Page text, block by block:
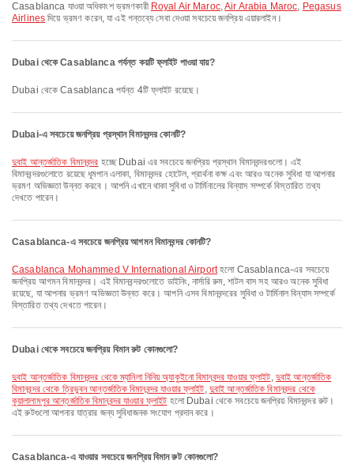
Casablanca যাওয়া অধিকাংশ ভ্রমণকারী Royal Air Maroc,Air Arabia Maroc, Pegasus
Airlines দিয়ে ভ্রমণ করেন, যা এই গন্তব্যে সেবা দেওয়া সবচেয়ে জনপ্রিয় এয়ারলাইন।
Dubai থেকে Casablanca পর্যন্ত কয়টি ফ্লাইট পাওয়া যায়?
Dubai থেকে Casablanca পর্যন্ত 4টি ফ্লাইট রয়েছে।
Dubai-এ সবচেয়ে জনপ্রিয় প্রস্থান বিমানবন্দর কোনটি?
দুবাই আন্তর্জাতিক বিমানবন্দর হচ্ছে Dubai এর সবচেয়ে জনপ্রিয় প্রস্থান বিমানবন্দরগুলো। এই
বিমানবন্দরগুলোতে রয়েছে ধূমপান এলাকা, বিমানবন্দর হোটেল, প্রার্থনা কক্ষ এবং আরও অনেক সুবিধা যা আপনার
ভ্রমণ অভিজ্ঞতা উন্নত করবে। আপনি এখানে থাকা সুবিধা ও টার্মিনালের বিন্যাস সম্পর্কে বিস্তারিত তথ্য
দেখতে পারেন।
Casablanca-এ সবচেয়ে জনপ্রিয় আগমন বিমানবন্দর কোনটি?
Casablanca Mohammed V International Airportহলো Casablanca-এর সবচেয়ে
জনপ্রিয় আগমন বিমানবন্দর। এই বিমানবন্দরগুলোতে ডাইনিং, নার্সারি রুম, শাটল বাস সহ আরও অনেক সুবিধা
রয়েছে, যা আপনার ভ্রমণ অভিজ্ঞতা উন্নত করে। আপনি এসব বিমানবন্দরের সুবিধা ও টার্মিনাল বিন্যাস সম্পর্কে
বিস্তারিত তথ্য দেখতে পারেন।
Dubai থেকে সবচেয়ে জনপ্রিয় বিমান রুট কোনগুলো?
দুবাই আন্তর্জাতিক বিমানবন্দর থেকে ম্যানিলা নিনিয় অ্যাকুইনো বিমানবন্দর যাওয়ার ফ্লাইট, দুবাই আন্তর্জাতিক
বিমানবন্দর থেকে ত্রিভুবন আন্তর্জাতিক বিমানবন্দর যাওয়ার ফ্লাইট, দুবাই আন্তর্জাতিক বিমানবন্দর থেকে
কুয়ালালামপুর আন্তর্জাতিক বিমানবন্দর যাওয়ার ফ্লাইট হলো Dubai থেকে সবচেয়ে জনপ্রিয় বিমানবন্দর রুট।
এই রুটগুলো আপনার যাত্রার জন্য সুবিধাজনক সংযোগ প্রদান করে।
Casablanca-এ যাওয়ার সবচেয়ে জনপ্রিয় বিমান রুট কোনগুলো?